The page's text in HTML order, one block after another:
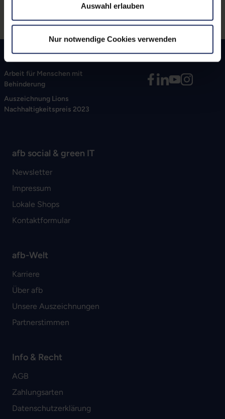
Auswahl erlauben
Nur notwendige Cookies verwenden
Klimaschonend
Arbeit für Menschen mit
Behinderung
Auszeichnung Lions
Nachhaltigkeitspreis 2023
afb social & green IT
Newsletter
Impressum
Lokale Shops
Kontaktformular
afb-Welt
Karriere
Über afb
Unsere Auszeichnungen
Partnerstimmen
Info & Recht
AGB
Zahlungsarten
Datenschutzerklärung